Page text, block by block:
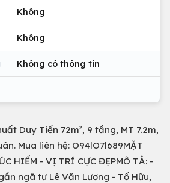
Không
Không
Không có thông tin
Duy Tiến 72m², 9 tầng, MT 7.2m,
Mua liên hệ: O94lO7l689MẶT
HIẾM - VỊ TRÍ CỰC ĐẸPMÔ TẢ: -
ngã tư Lê Văn Lương - Tố Hữu,